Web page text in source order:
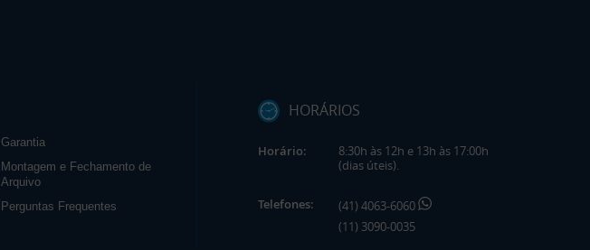
Garantia
Montagem e Fechamento de
Arquivo
Perguntas Frequentes
HORÁRIOS
Horário:
8:30h às 12h e 13h às 17:00h
(dias úteis).
Telefones:
(41) 4063-6060
(11) 3090-0035